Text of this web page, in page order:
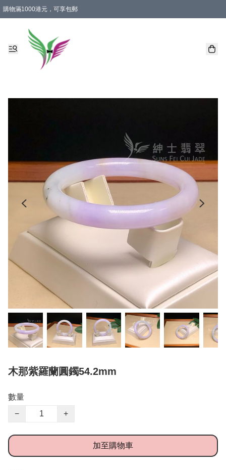
購物滿1000港元，可享包郵
木那紫羅蘭圓鐲54.2mm
數量
−
+
加至購物車